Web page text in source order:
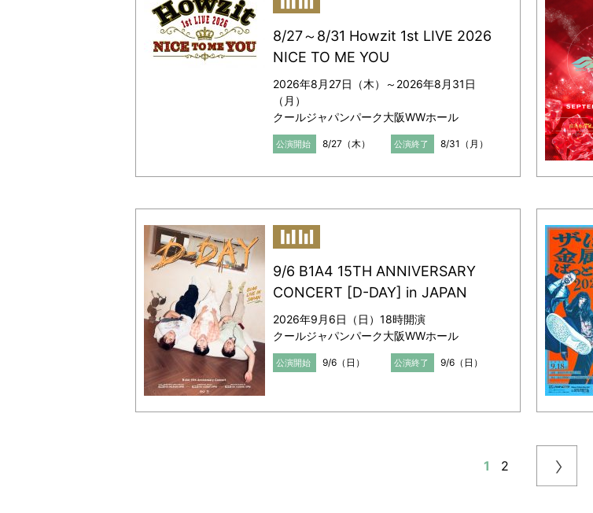
8/27～8/31 Howzit 1st LIVE 2026
NICE TO ME YOU
2026年8月27日（木）～2026年8月31日
（月）
クールジャパンパーク大阪WWホール
公演開始 8/27（木） 公演終了 8/31（月）
9/6 B1A4 15TH ANNIVERSARY
CONCERT [D-DAY] in JAPAN
2026年9月6日（日）18時開演
クールジャパンパーク大阪WWホール
公演開始 9/6（日） 公演終了 9/6（日）
1 2